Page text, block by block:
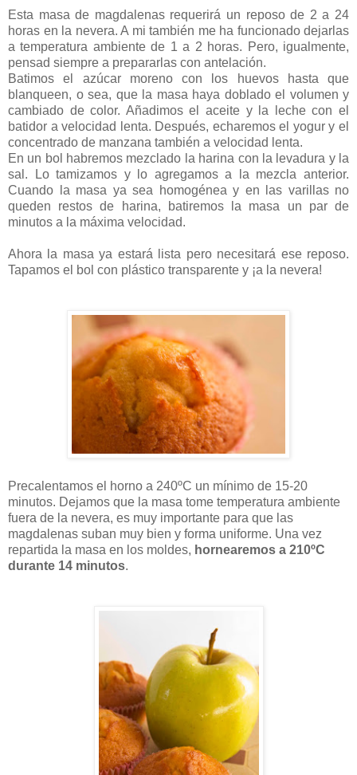
Esta masa de magdalenas requerirá un reposo de 2 a 24
horas en la nevera. A mi también me ha funcionado dejarlas
a temperatura ambiente de 1 a 2 horas. Pero, igualmente,
pensad siempre a prepararlas con antelación.
Batimos el azúcar moreno con los huevos hasta que
blanqueen, o sea, que la masa haya doblado el volumen y
cambiado de color. Añadimos el aceite y la leche con el
batidor a velocidad lenta. Después, echaremos el yogur y el
concentrado de manzana también a velocidad lenta.
En un bol habremos mezclado la harina con la levadura y la
sal. Lo tamizamos y lo agregamos a la mezcla anterior.
Cuando la masa ya sea homogénea y en las varillas no
queden restos de harina, batiremos la masa un par de
minutos a la máxima velocidad.
Ahora la masa ya estará lista pero necesitará ese reposo.
Tapamos el bol con plástico transparente y ¡a la nevera!
Precalentamos el horno a 240ºC un mínimo de 15-20
minutos. Dejamos que la masa tome temperatura ambiente
fuera de la nevera, es muy importante para que las
magdalenas suban muy bien y forma uniforme. Una vez
repartida la masa en los moldes, hornearemos a 210ºC
durante 14 minutos.